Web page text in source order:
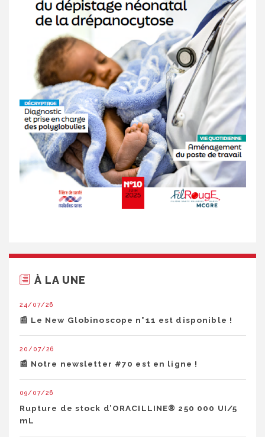
À LA UNE
24/07/26
📰 Le New Globinoscope n°11 est disponible !
20/07/26
📰 Notre newsletter #70 est en ligne !
09/07/26
Rupture de stock d’ORACILLINE® 250 000 UI/5
mL